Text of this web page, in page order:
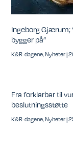
Ingeborg Gjærum;
bygger på”
K&R-dagene,Nyheter|
Fra forklarbar til
beslutningsstøtte
K&R-dagene,Nyheter|